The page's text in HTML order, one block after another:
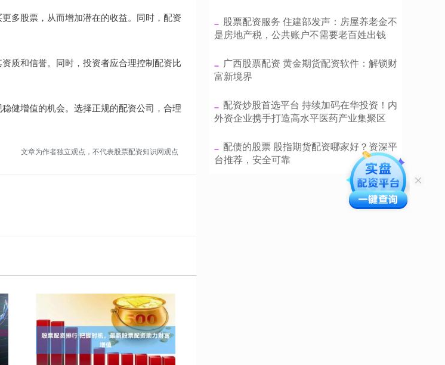
多股票，从而增加潜在的收益。同时，配资
质和信誉。同时，投资者应合理控制配资比
健增值的机会。选择正规的配资公司，合理
文章为作者独立观点，不代表股票配资知识网观点
​股票配资服务 住建部发声：房屋养老金不
是房地产税，公共账户不需要老百姓出钱
​广西股票配资 黄金期货配资软件：解锁财
富新境界
​配资炒股首选平台 持续加码在华投资！内
外资企业携手打造高水平医药产业集聚区
​配债的股票 股指期货配资哪家好？资深平
台推荐，安全可靠